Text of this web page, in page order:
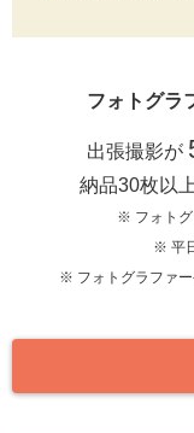
フォトグラ
出張撮影が
納品30枚以
※ フォトグ
※ 平
※ フォトグラファ